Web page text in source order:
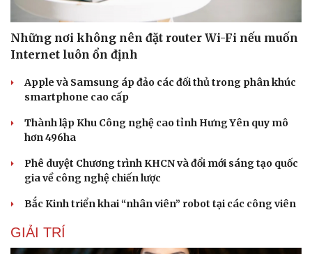
Du lịch
Tư vấn
Săn Tour
Câu chuyện thời sự
Kể chuyện cho bé
Những nơi không nên đặt router Wi-Fi nếu muốn
Internet luôn ổn định
Apple và Samsung áp đảo các đối thủ trong phân khúc
smartphone cao cấp
Thành lập Khu Công nghệ cao tỉnh Hưng Yên quy mô
hơn 496ha
Phê duyệt Chương trình KHCN và đổi mới sáng tạo quốc
gia về công nghệ chiến lược
Bắc Kinh triển khai “nhân viên” robot tại các công viên
GIẢI TRÍ